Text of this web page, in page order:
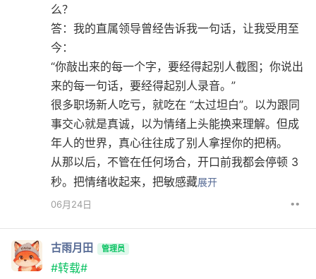
么？
答：我的直属领导曾经告诉我一句话，让我受用至
今：
“你敲出来的每一个字，要经得起别人截图；你说出
来的每一句话，要经得起别人录音。”
很多职场新人吃亏，就吃在 “太过坦白”。以为跟同
事交心就是真诚，以为情绪上头能换来理解。但成
年人的世界，真心往往成了别人拿捏你的把柄。
从那以后，不管在任何场合，开口前我都会停顿 3
秒。把情绪收起来，把敏感藏展开
06月24日
••
古雨月田 管理员
#转载#